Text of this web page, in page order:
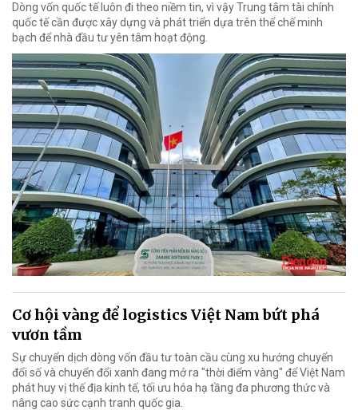
Dòng vốn quốc tế luôn đi theo niềm tin, vì vậy Trung tâm tài chính
quốc tế cần được xây dựng và phát triển dựa trên thể chế minh
bạch để nhà đầu tư yên tâm hoạt động.
Cơ hội vàng để logistics Việt Nam bứt phá
vươn tầm
Sự chuyển dịch dòng vốn đầu tư toàn cầu cùng xu hướng chuyển
đổi số và chuyển đổi xanh đang mở ra "thời điểm vàng" để Việt Nam
phát huy vị thế địa kinh tế, tối ưu hóa hạ tầng đa phương thức và
nâng cao sức cạnh tranh quốc gia.